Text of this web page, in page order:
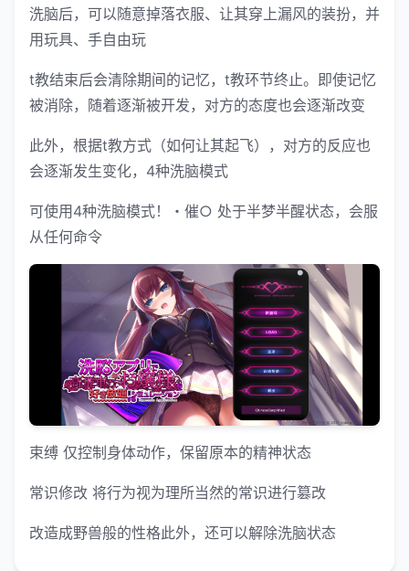
洗脑后，可以随意掉落衣服、让其穿上漏风的装扮，并
用玩具、手自由玩
t教结束后会清除期间的记忆，t教环节终止。即使记忆
被消除，随着逐渐被开发，对方的态度也会逐渐改变
此外，根据t教方式（如何让其起飞），对方的反应也
会逐渐发生变化，4种洗脑模式
可使用4种洗脑模式！・催○ 处于半梦半醒状态，会服
从任何命令
束缚 仅控制身体动作，保留原本的精神状态
常识修改 将行为视为理所当然的常识进行篡改
改造成野兽般的性格此外，还可以解除洗脑状态